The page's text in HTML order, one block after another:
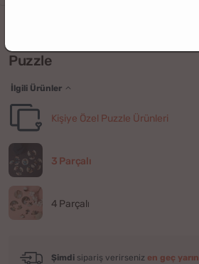
Puzzle
İlgili Ürünler
Kişiye Özel Puzzle Ürünleri
3 Parçalı
4 Parçalı
Şimdi sipariş verirseniz en geç yarın